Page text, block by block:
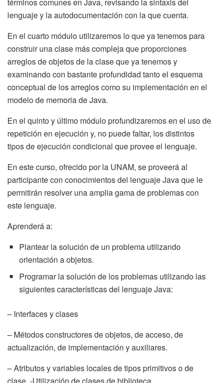
lenguaje y la autodocumentación con la que cuenta.
En el cuarto módulo utilizaremos lo que ya tenemos para
construir una clase más compleja que proporciones
arreglos de objetos de la clase que ya tenemos y
examinando con bastante profundidad tanto el esquema
conceptual de los arreglos como su implementación en el
modelo de memoria de Java.
En el quinto y último módulo profundizaremos en el uso de
repetición en ejecución y, no puede faltar, los distintos
tipos de ejecución condicional que provee el lenguaje.
En este curso, ofrecido por la UNAM, se proveerá al
participante con conocimientos del lenguaje Java que le
permitirán resolver una amplia gama de problemas con
este lenguaje.
Aprenderá a:
Plantear la solución de un problema utilizando
orientación a objetos.
Programar la solución de los problemas utilizando las
siguientes características del lenguaje Java:
– Interfaces y clases
– Métodos constructores de objetos, de acceso, de
actualización, de implementación y auxiliares.
– Atributos y variables locales de tipos primitivos o de
clase. -Utilización de clases de biblioteca.